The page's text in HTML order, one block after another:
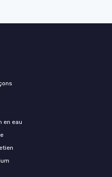
en eau